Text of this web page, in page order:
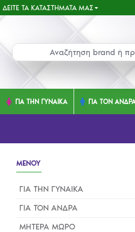
ΔΕΊΤΕ ΤΑ ΚΑΤΑΣΤΉΜΑΤΑ ΜΑΣ
ΓΙΑ ΤΗΝ ΓΥΝΑΙΚΑ ΓΙΑ ΤΟΝ
ΜΕΝΟΥ
ΓΙΑ ΤΗΝ ΓΥΝΑΙΚΑ
ΓΙΑ ΤΟΝ ΑΝΔΡΑ
ΜΗΤΕΡΑ ΜΩΡΟ